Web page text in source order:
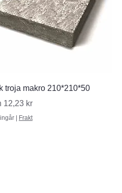
Snabbvisning
troja makro 210*210*50
12,23 kr
| Frakt